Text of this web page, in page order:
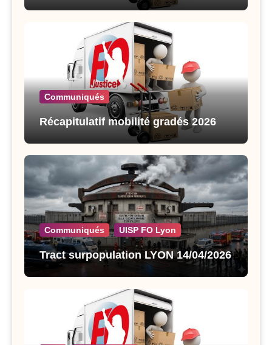
Communiqués
Récapitulatif mobilité gradés 2026
Communiqués UISP FO Lyon
Tract surpopulation LYON 14/04/2026